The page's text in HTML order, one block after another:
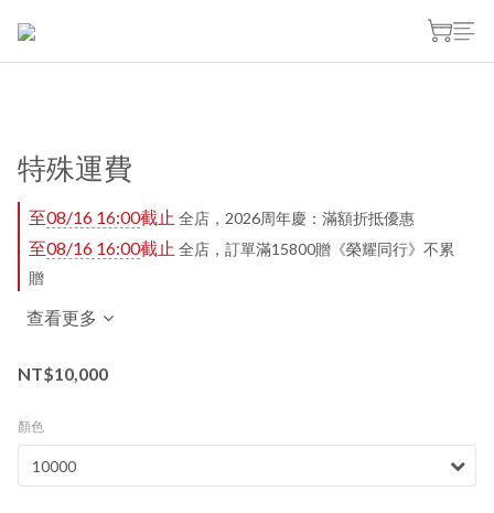
特殊運費
至08/16 16:00截止 全店，2026周年慶：滿額折抵優惠
至08/16 16:00截止 全店，訂單滿15800贈《榮耀同行》不累
贈
查看更多
NT$10,000
顏色